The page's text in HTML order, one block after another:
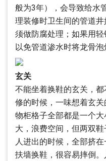
般为3年），会导致给水
理装修时卫生间的管道
须做防腐处理；如果用轻
以免管道渗水时将龙骨泡
玄关
不能坐着换鞋的玄关，
修的时候，一味想着玄
物柜格子全部都是一个
大，浪费空间，但两双
人进出的时候，全部挤
扶墙换鞋，很容易摔倒